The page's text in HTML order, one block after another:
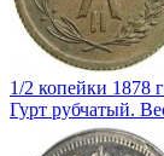
1/2 копейки 1878
Гурт рубчатый.